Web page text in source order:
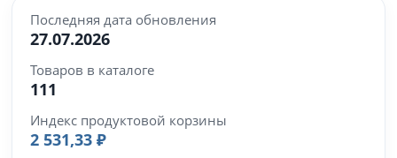
Последняя дата обновления
27.07.2026
Товаров в каталоге
111
Индекс продуктовой корзины
2 531,33 ₽